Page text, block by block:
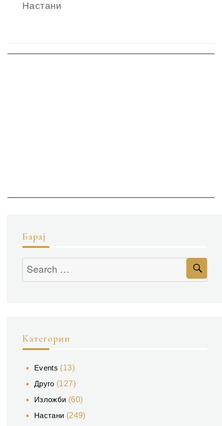
Настани
Барај
Search
Категории
Events (13)
Друго (127)
Изложби (60)
Настани (249)